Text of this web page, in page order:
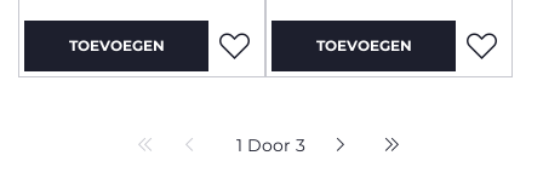
TOEVOEGEN TOEVOEGEN
1 Door 3